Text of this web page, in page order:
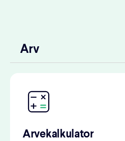
Arv
Arvekalkulator